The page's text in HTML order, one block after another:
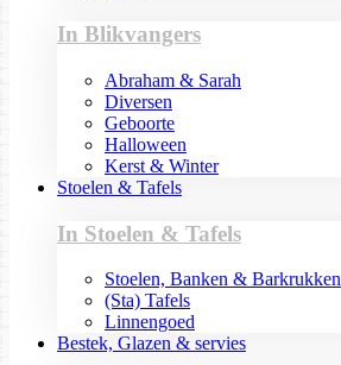
In Blikvangers
Abraham & Sarah
Diversen
Geboorte
Halloween
Kerst & Winter
Stoelen & Tafels
In Stoelen & Tafels
Stoelen, Banken & Barkrukken
(Sta) Tafels
Linnengoed
Bestek, Glazen & servies